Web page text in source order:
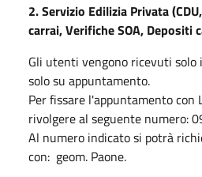
2. Servizio Edilizia Privata
carrai, Verifiche SOA, Depositi
Gli utenti vengono ricevuti solo
solo su appuntamento.
Per fissare l'appuntamento con
rivolgere al seguente numero:
Al numero indicato si potrà
con: geom. Paone.